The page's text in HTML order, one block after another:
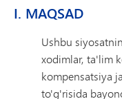
I. MAQSAD
Ushbu
xodimlar, ta'lim
kompensatsiya
to'g'risida